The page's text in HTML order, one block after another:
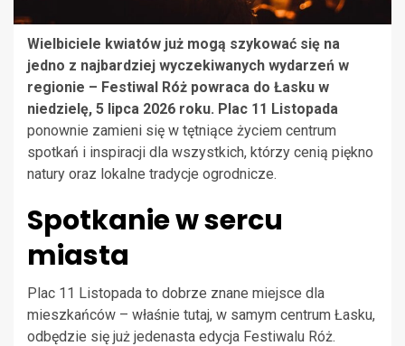
Wielbiciele kwiatów już mogą szykować się na
jedno z najbardziej wyczekiwanych wydarzeń w
regionie – Festiwal Róż powraca do Łasku w
niedzielę, 5 lipca 2026 roku. Plac 11 Listopada
ponownie zamieni się w tętniące życiem centrum
spotkań i inspiracji dla wszystkich, którzy cenią piękno
natury oraz lokalne tradycje ogrodnicze.
Spotkanie w sercu
miasta
Plac 11 Listopada to dobrze znane miejsce dla
mieszkańców – właśnie tutaj, w samym centrum Łasku,
odbędzie się już jedenasta edycja Festiwalu Róż.